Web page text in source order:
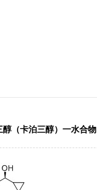
醇（卡泊三醇）一水合物